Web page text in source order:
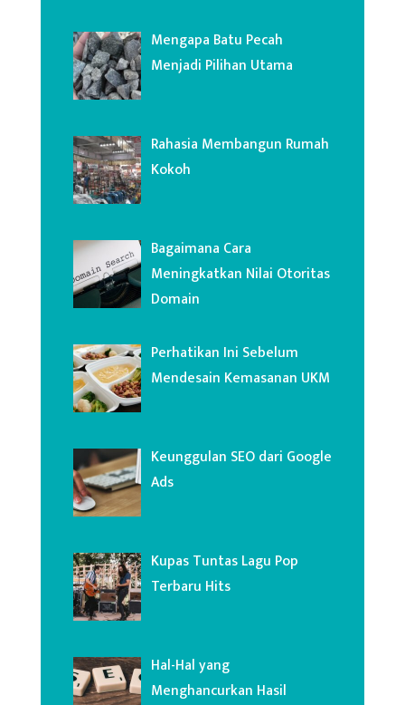
Mengapa Batu Pecah
Menjadi Pilihan Utama
Rahasia Membangun Rumah
Kokoh
Bagaimana Cara
Meningkatkan Nilai Otoritas
Domain
Perhatikan Ini Sebelum
Mendesain Kemasanan UKM
Keunggulan SEO dari Google
Ads
Kupas Tuntas Lagu Pop
Terbaru Hits
Hal-Hal yang
Menghancurkan Hasil